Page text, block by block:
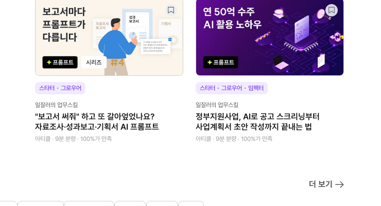
스타터 · 그로우어
일잘러의 업무스킬
"보고서 써줘" 하고 또 갈아엎었나요?
자료조사·성과보고·기획서 AI 프롬프트
아티클 · 9분 분량 · 100%가 만족
스타터 · 그로우어 · 임팩터
일잘러의 업무스킬
정부지원사업, AI로 공고 스크리닝부터
사업계획서 초안 작성까지 끝내는 법
아티클 · 9분 분량 · 100%가 만족
더 보기